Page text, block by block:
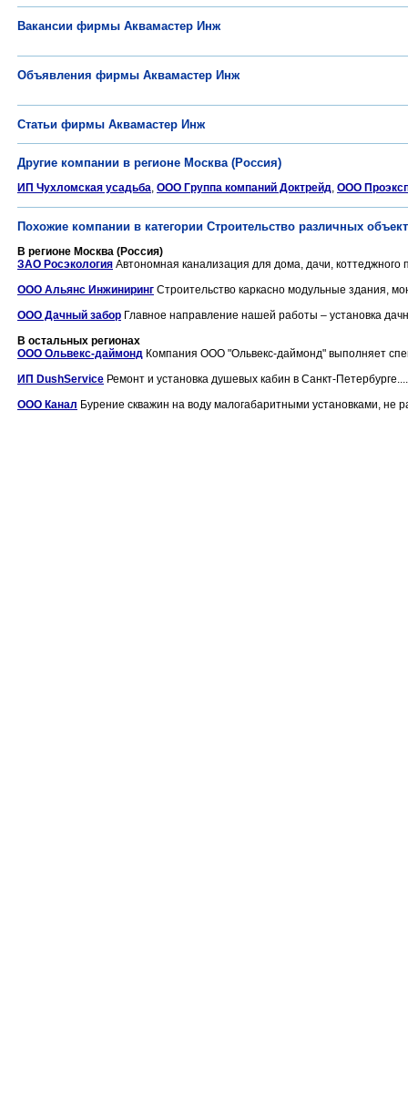
Вакансии фирмы Аквамастер Инж
Объявления фирмы Аквамастер Инж
Статьи фирмы Аквамастер Инж
Другие компании в регионе Москва (Россия)
ИП Чухломская усадьба, ООО Группа компаний Доктрейд, ООО
Похожие компании в категории Строительство различных
В регионе Москва (Россия)
ЗАО Росэкология Автономная канализация для дома, дачи, коттеджного
ООО Альянс Инжиниринг Строительство каркасно модульные здания,
ООО Дачный забор Главное направление нашей работы – установка
В остальных регионах
ООО Ольвекс-даймонд Компания ООО "Ольвекс-даймонд" выполняет
ИП DushService Ремонт и установка душевых кабин в Санкт-Петербурге....
ООО Канал Бурение скважин на воду малогабаритными установками,